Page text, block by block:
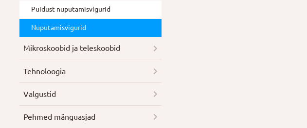
Puidust nuputamisvigurid
Nuputamisvigurid
Mikroskoobid ja teleskoobid
Tehnoloogia
Valgustid
Pehmed mänguasjad